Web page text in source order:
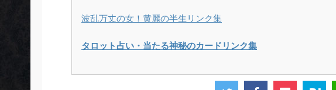
波乱万丈の女！黄麗の半生リンク集
タロット占い・当たる神秘のカードリンク集